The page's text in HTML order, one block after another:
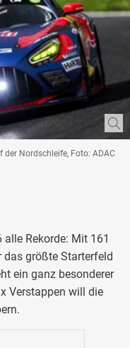
der Nordschleife, Foto: ADAC
alle Rekorde: Mit 161
das größte Starterfeld
ein ganz besonderer
Verstappen will die